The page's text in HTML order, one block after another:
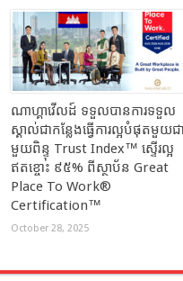
ណាហ្គាវើលដ៍ ទទួលបានការទទួល
ស្គាល់ជាកន្លែងធ្វើការល្អបំផុតមួយជ
មួយពិន្ទុ Trust Index™ ស្ទើរល្អ
ឥតខ្ចោះ ៩៥% ពីស្ថាប័ន Great
Place To Work®
Certification™
October 28, 2025